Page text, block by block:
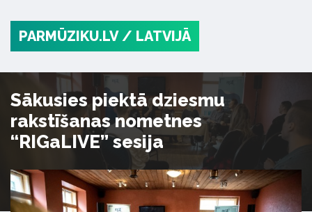
PARMŪZIKU.LV / LATVIJĀ
Sākusies piektā dziesmu
rakstīšanas nometnes
“RIGaLIVE” sesija